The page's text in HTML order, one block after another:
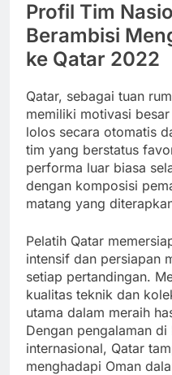
Profil Tim
Berambisi
ke Qatar 2022
Qatar, sebagai tuan
memiliki motivasi
lolos secara otomatis
tim yang berstatus
performa luar biasa
dengan komposisi
matang yang
Pelatih Qatar
intensif dan persiapan
setiap pertandingan.
kualitas teknik dan
utama dalam meraih
Dengan pengalaman
internasional, Qatar
menghadapi Oman